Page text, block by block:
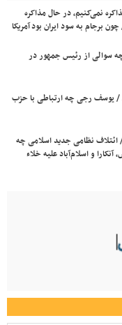
نمی‌کنیم، در حال مذاکره
برجام به سود ایران بود آمریکا
سوالی از رئیس جمهور در
/ یوسف رجی چه ارتباطی با حزب
نظامی جدید اسلامی چه
و اسلام‌آباد علیه خلاء